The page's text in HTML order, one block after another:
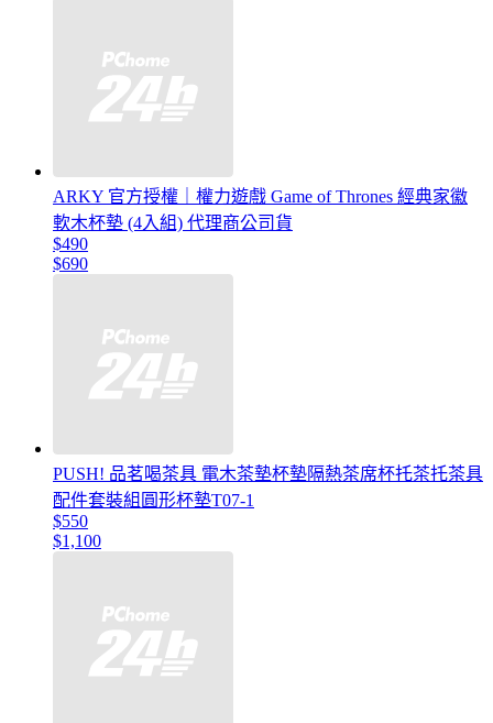
ARKY 官方授權｜權力遊戲 Game of Thrones 經典家徽
軟木杯墊 (4入組) 代理商公司貨
$490
$690
PUSH! 品茗喝茶具 電木茶墊杯墊隔熱茶席杯托茶托茶具
配件套裝組圓形杯墊T07-1
$550
$1,100